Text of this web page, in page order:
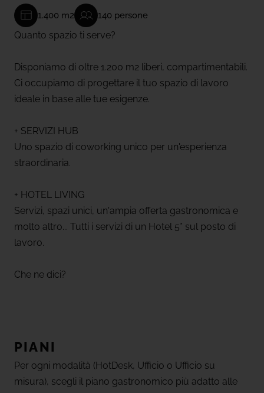
1.400 m2 140 persone
Quanto spazio ti serve?
Disponiamo di oltre 1.200 m2 liberi, compartimentabili.
Ci occupiamo di progettare il tuo spazio di lavoro
ideale in base alle tue esigenze.
+ SERVIZI HUB
Uno spazio di coworking unico per un'esperienza
straordinaria.
+ HOTEL LIVING
Servizi, spazi unici, un'ampia offerta gastronomica e
molto altro... Tutti i servizi di un Hotel 5* sul posto di
lavoro.
Che ne dici?
PIANI
Per ogni modalità (HotDesk, Ufficio o Ufficio su
misura), scegli il piano gastronomico più adatto alle